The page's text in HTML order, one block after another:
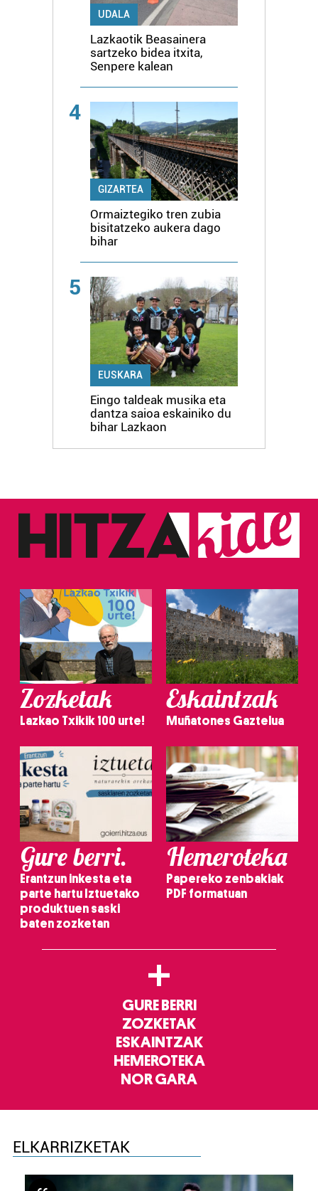
UDALA
Lazkaotik Beasainera
sartzeko bidea itxita,
Senpere kalean
4
GIZARTEA
Ormaiztegiko tren zubia
bisitatzeko aukera dago
bihar
5
EUSKARA
Eingo taldeak musika eta
dantza saioa eskainiko du
bihar Lazkaon
Zozketak
Lazkao Txikik 100 urte!
Eskaintzak
Muñatones Gaztelua
Gure berri.
Erantzun inkesta eta
parte hartu Iztuetako
produktuen saski
baten zozketan
Hemeroteka
Papereko zenbakiak
PDF formatuan
+
GURE BERRI
ZOZKETAK
ESKAINTZAK
HEMEROTEKA
NOR GARA
ELKARRIZKETAK